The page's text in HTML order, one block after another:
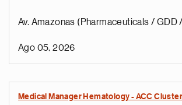
Av. Amazonas (Pharmaceuticals / GDD
Ago 05, 2026
Medical Manager Hematology - ACC Cluster